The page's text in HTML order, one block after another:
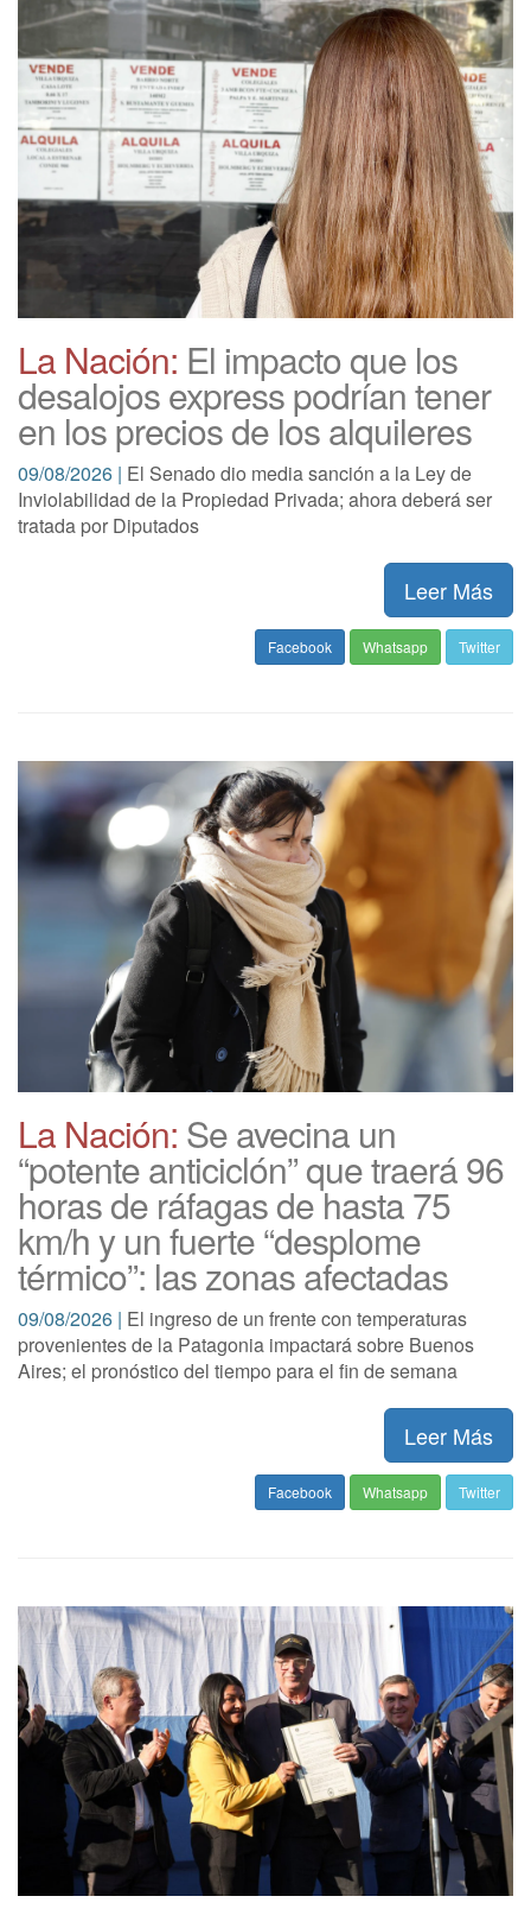
La Nación: El impacto que los
desalojos express podrían tener
en los precios de los alquileres
09/08/2026 | El Senado dio media sanción a la Ley de
Inviolabilidad de la Propiedad Privada; ahora deberá ser
tratada por Diputados
Leer Más
Facebook Whatsapp Twitter
La Nación: Se avecina un
“potente anticiclón” que traerá 96
horas de ráfagas de hasta 75
km/h y un fuerte “desplome
térmico”: las zonas afectadas
09/08/2026 | El ingreso de un frente con temperaturas
provenientes de la Patagonia impactará sobre Buenos
Aires; el pronóstico del tiempo para el fin de semana
Leer Más
Facebook Whatsapp Twitter